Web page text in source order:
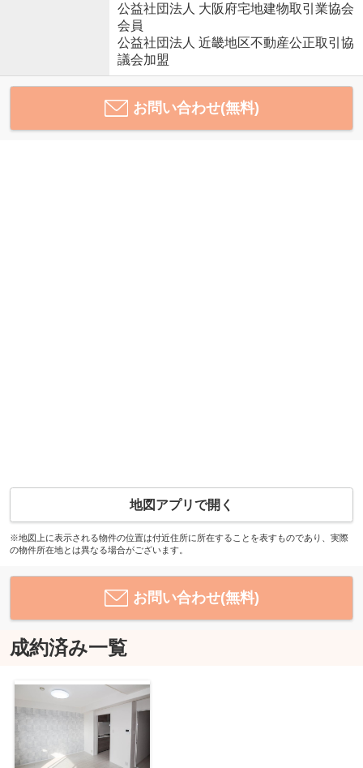
公益社団法人 大阪府宅地建物取引業協会
会員
公益社団法人 近畿地区不動産公正取引協
議会加盟
お問い合わせ(無料)
地図アプリで開く
※地図上に表示される物件の位置は付近住所に所在することを表すものであり、実際
の物件所在地とは異なる場合がございます。
お問い合わせ(無料)
成約済み一覧